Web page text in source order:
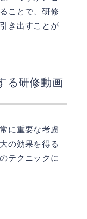
ことで、研修
き出すことが
る研修動画
に重要な考慮
の効果を得る
テクニックに